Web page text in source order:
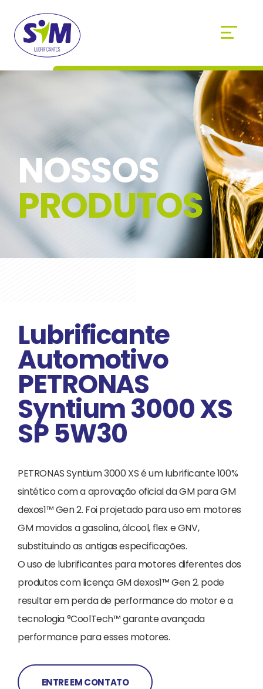
NOSSOS
PRODUTOS
Lubrificante
Automotivo
PETRONAS
Syntium 3000 XS
SP 5W30
PETRONAS Syntium 3000 XS é um lubrificante 100%
sintético com a aprovação oficial da GM para GM
dexos1™ Gen 2. Foi projetado para uso em motores
GM movidos a gasolina, álcool, flex e GNV,
substituindo as antigas especificações.
O uso de lubrificantes para motores diferentes dos
produtos com licença GM dexos1™ Gen 2. pode
resultar em perda de performance do motor e a
tecnologia °CoolTech™ garante avançada
performance para esses motores.
ENTRE EM CONTATO